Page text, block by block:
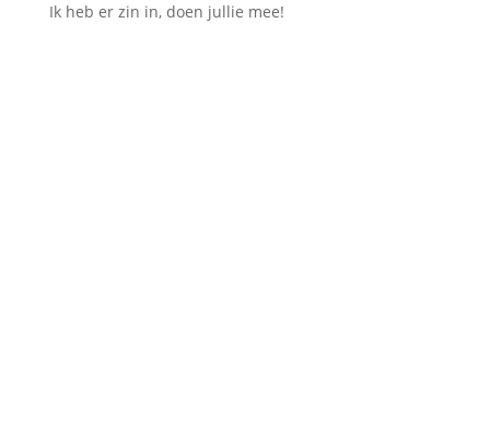
Ik heb er zin in, doen jullie mee!